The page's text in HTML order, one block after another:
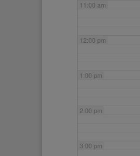
11:00 am
12:00 pm
1:00 pm
2:00 pm
3:00 pm